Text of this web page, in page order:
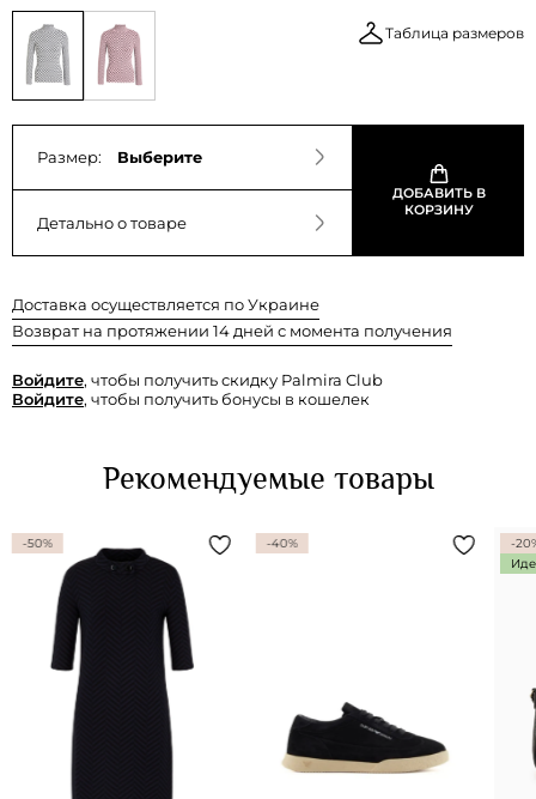
Таблица размеров
Размер: Выберите
Детально о товаре
ДОБАВИТЬ В
КОРЗИНУ
Доставка осуществляется по Украине
Возврат на протяжении 14 дней с момента получения
Войдите, чтобы получить скидку Palmira Club
Войдите, чтобы получить бонусы в кошелек
Рекомендуемые товары
-50% -40%
-